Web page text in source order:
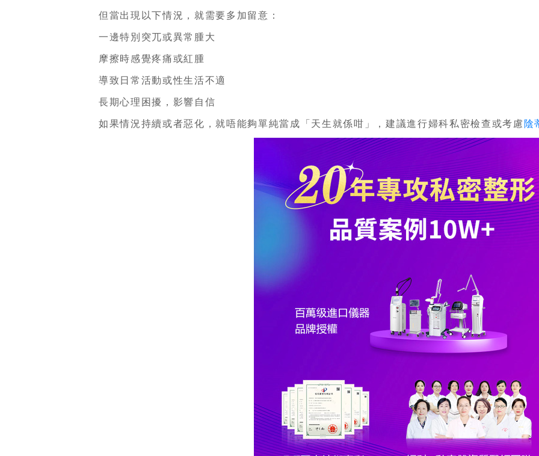
但當出現以下情況，就需要多加留意：
一邊特別突兀或異常腫大
摩擦時感覺疼痛或紅腫
導致日常活動或性生活不適
長期心理困擾，影響自信
如果情況持續或者惡化，就唔能夠單純當成「天生就係咁」，建議進行婦科私密檢查或考慮 陰